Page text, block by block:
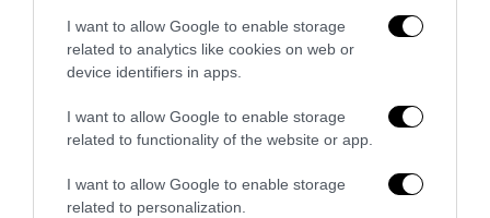
I want to allow Google to enable storage
related to analytics like cookies on web or
device identifiers in apps.
I want to allow Google to enable storage
related to functionality of the website or app.
I want to allow Google to enable storage
related to personalization.